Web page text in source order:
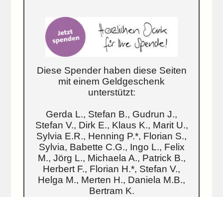
Diese Spender haben diese Seiten
mit einem Geldgeschenk
unterstützt:
Gerda L., Stefan B., Gudrun J.,
Stefan V., Dirk E., Klaus K., Marit U.,
Sylvia E.R., Henning P.*, Florian S.,
Sylvia, Babette C.G., Ingo L., Felix
M., Jörg L., Michaela A., Patrick B.,
Herbert F., Florian H.*, Stefan V.,
Helga M., Merten H., Daniela M.B.,
Bertram K.